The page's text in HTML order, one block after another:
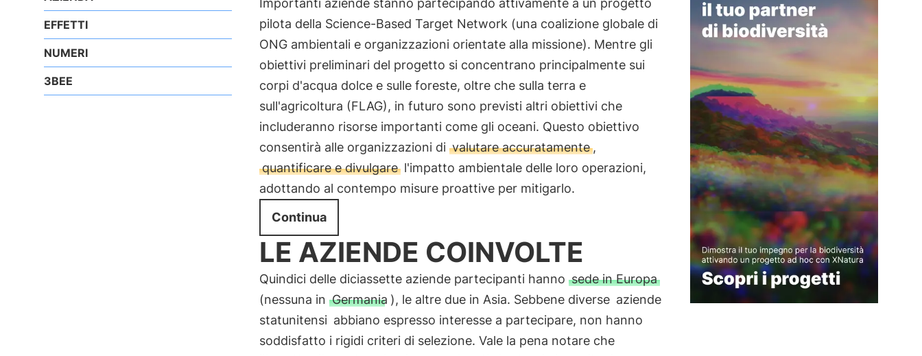
EFFETTI
NUMERI
3BEE
Importanti aziende stanno partecipando attivamente a un progetto
pilota della Science-Based Target Network (una coalizione globale di
ONG ambientali e organizzazioni orientate alla missione). Mentre gli
obiettivi preliminari del progetto si concentrano principalmente sui
corpi d'acqua dolce e sulle foreste, oltre che sulla terra e
sull'agricoltura (FLAG), in futuro sono previsti altri obiettivi che
includeranno risorse importanti come gli oceani. Questo obiettivo
consentirà alle organizzazioni di valutare accuratamente,
quantificare e divulgarel'impatto ambientale delle loro operazioni,
adottando al contempo misure proattive per mitigarlo.
Continua
LE AZIENDE COINVOLTE
Quindici delle diciassette aziende partecipanti hanno sede in Europa
(nessuna in Germania ), le altre due in Asia. Sebbene diverse aziende
statunitensi abbiano espresso interesse a partecipare, non hanno
soddisfatto i rigidi criteri di selezione. Vale la pena notare che